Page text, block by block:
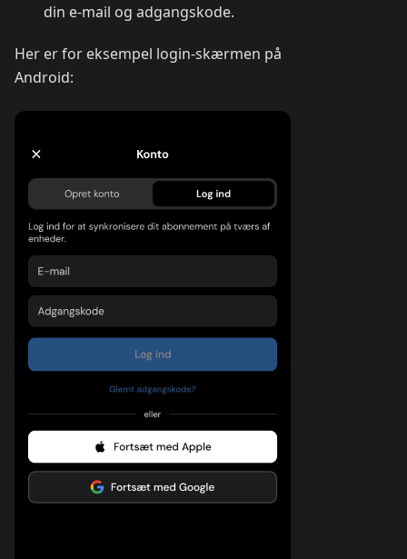
din e-mail og adgangskode.
Her er for eksempel login-skærmen på
Android: